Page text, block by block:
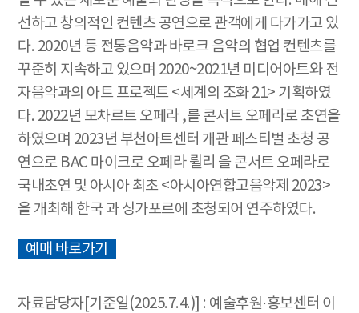
선하고 창의적인 컨텐츠 공연으로 관객에게 다가가고 있
다. 2020년 등 전통음악과 바로크 음악의 협업 컨텐츠를
꾸준히 지속하고 있으며 2020~2021년 미디어아트와 전
자음악과의 아트 프로젝트 <세계의 조화 21> 기획하였
다. 2022년 모차르트 오페라,를 콘서트 오페라로 초연을
하였으며 2023년 부천아트센터 개관 페스티벌 초청 공
연으로 BAC 마이크로 오페라 륄리 을 콘서트 오페라로
국내초연 및 아시아 최초 <아시아연합고음악제 2023>
을 개최해 한국 과 싱가포르에 초청되어 연주하였다.
예매 바로가기
자료담당자[기준일(2025.7.4.)] : 예술후원·홍보센터 이